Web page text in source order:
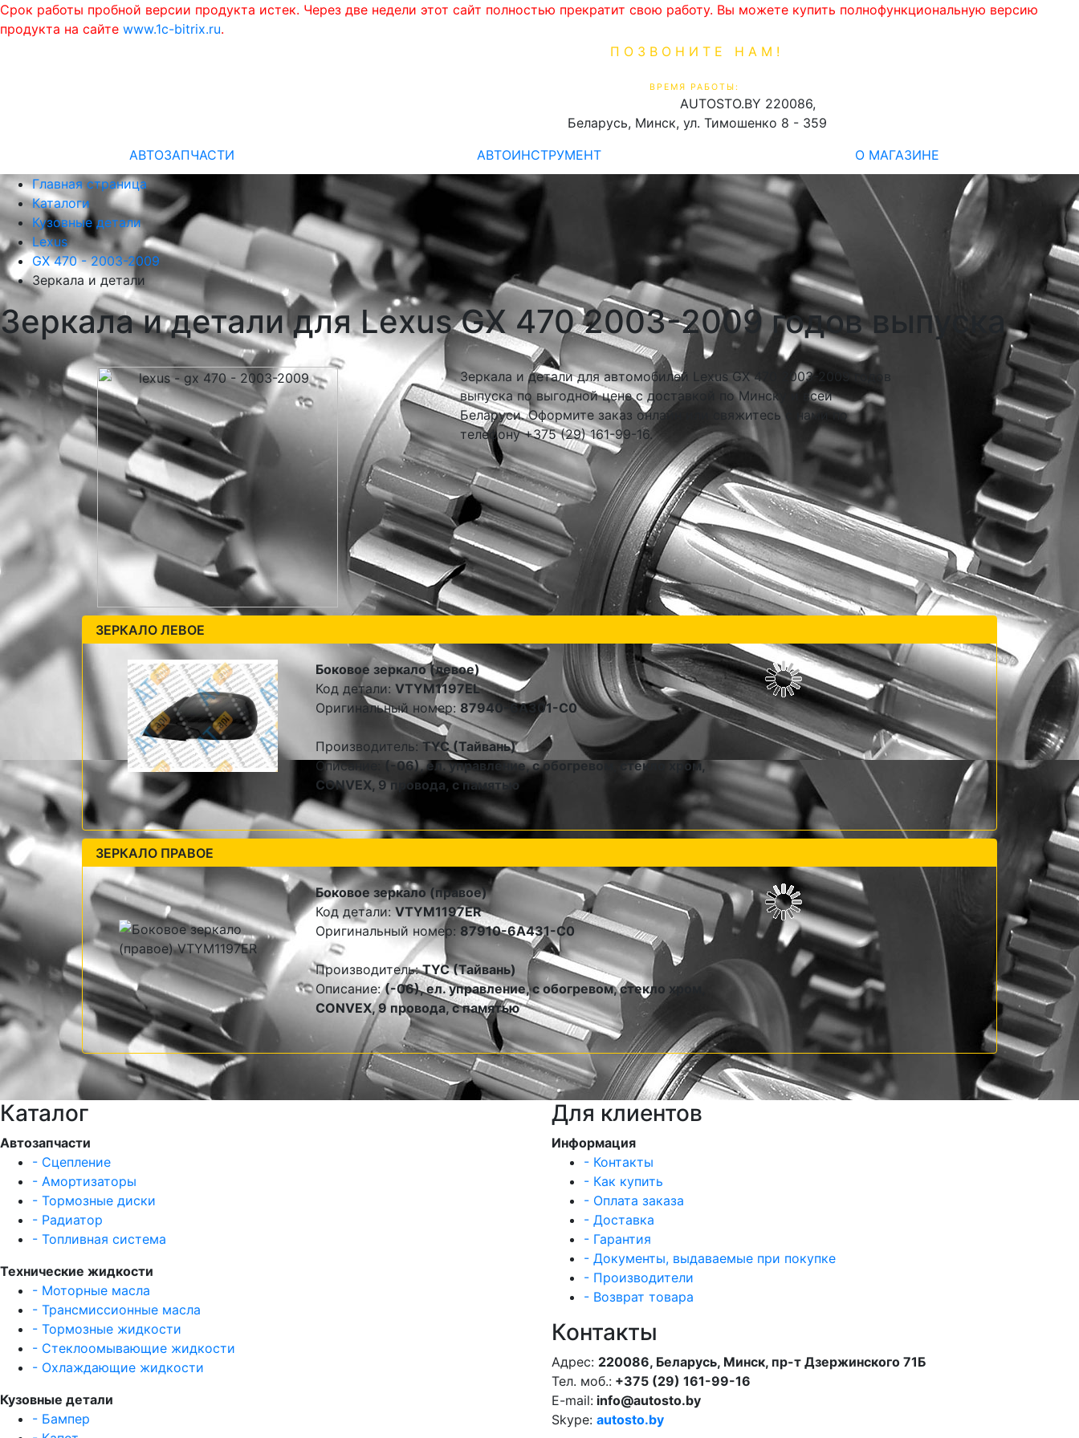
Срок работы пробной версии продукта истек. Через две недели этот сайт полностью прекратит свою работу. Вы можете купить полнофункциональную версию
продукта на сайте www.1c-bitrix.ru.
ПОЗВОНИТЕ НАМ!
ВРЕМЯ РАБОТЫ:
AUTOSTO.BY 220086,
Беларусь, Минск, ул. Тимошенко 8 - 359
АВТОЗАПЧАСТИ АВТОИНСТРУМЕНТ
О МАГАЗИНЕ
Главная страница
Каталоги
Кузовные детали
Lexus
GX 470 - 2003-2009
Зеркала и детали
Зеркала и детали для Lexus GX 470 2003-2009 годов выпуска
Зеркала и детали для автомобилей Lexus GX 470 2003-2009 годов
выпуска по выгодной цене с доставкой по Минску и всей
Беларуси. Оформите заказ онлайн или свяжитесь с нами по
телефону +375 (29) 161-99-16.
ЗЕРКАЛО ЛЕВОЕ
Боковое зеркало (левое)
Код детали: VTYM1197EL
Оригинальный номер: 87940-6A301-C0
Производитель:TYC (Тайвань)
Описание:
(-06), ел. управление, с обогревом, стекло хром,
CONVEX, 9 провода, с памятью
ЗЕРКАЛО ПРАВОЕ
Боковое зеркало (правое)
Код детали:VTYM1197ER
Оригинальный номер: 87910-6A431-C0
Производитель:TYC (Тайвань)
Описание:(-06), ел. управление, с обогревом, стекло хром,
CONVEX, 9 провода, с памятью
Каталог
Автозапчасти
- Сцепление
- Амортизаторы
- Тормозные диски
- Радиатор
- Топливная система
Технические жидкости
- Моторные масла
- Трансмиссионные масла
- Тормозные жидкости
- Стеклоомывающие жидкости
- Охлаждающие жидкости
Кузовные детали
- Бампер
Для клиентов
Информация
- Контакты
- Как купить
- Оплата заказа
- Доставка
- Гарантия
- Документы, выдаваемые при покупке
- Производители
- Возврат товара
Контакты
Адрес: 220086, Беларусь, Минск, пр-т Дзержинского 71Б
Тел. моб.: +375 (29) 161-99-16
E-mail: info@autosto.by
Skype: autosto.by